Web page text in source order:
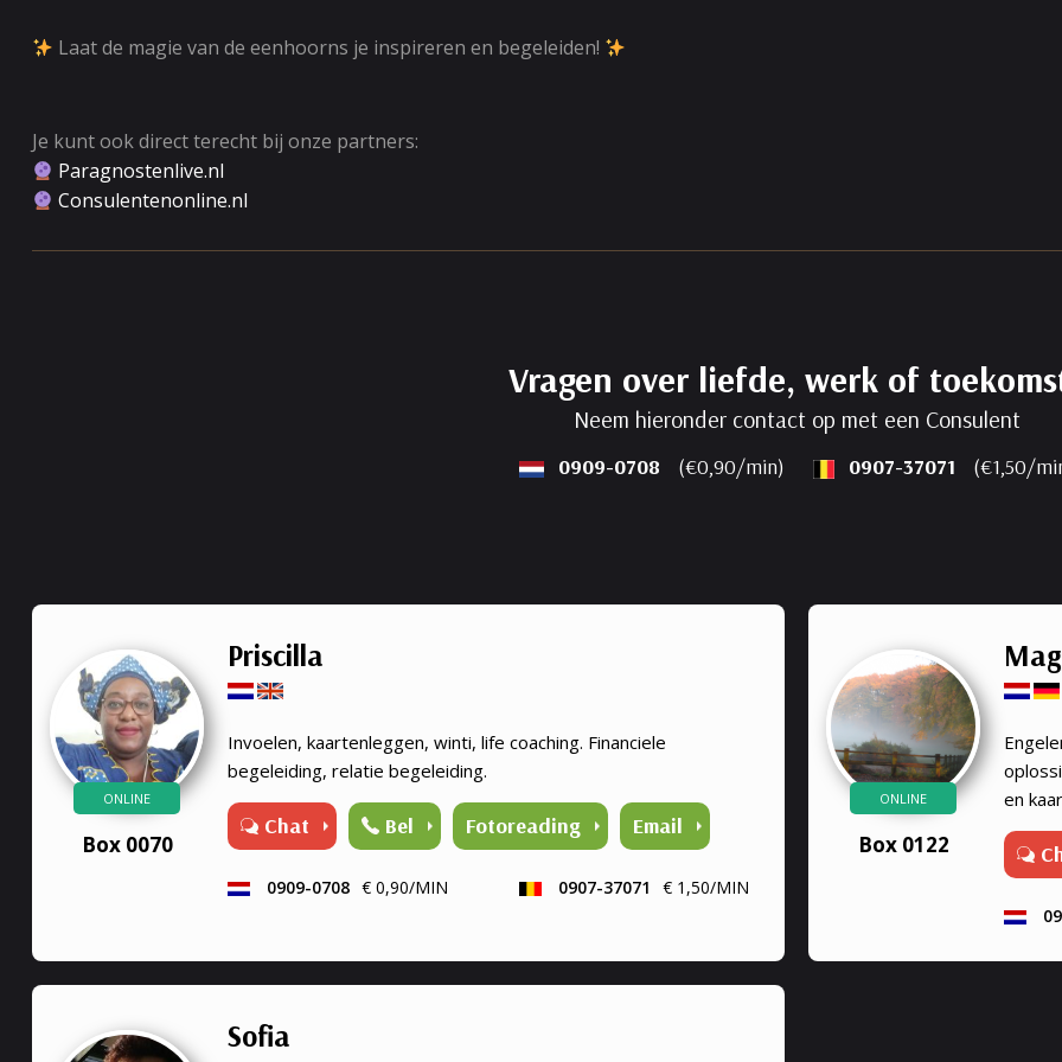
Laat de magie van de eenhoorns je inspireren en begeleiden!
Je kunt ook direct terecht bij onze partners:
Paragnostenlive.nl
Consulentenonline.nl
Vragen over liefde, werk of
Neem hieronder contact op met een Consulent
0909-0708 (€0,90/min) 0907-37071 (€1,50/
ONLINE
Box 0070
Priscilla
Invoelen, kaartenleggen, winti, life coaching. Financiele
begeleiding, relatie begeleiding.
Chat Bel Fotoreading Email
0909-0708 € 0,90/MIN 0907-37071 € 1,50/MIN
ONLINE
Box 0122
en
geven
Sofia